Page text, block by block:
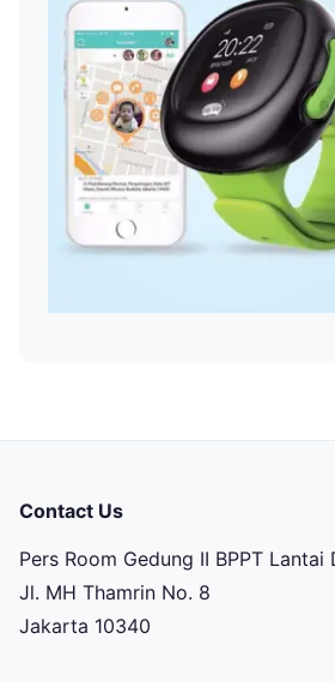
Contact Us
Pers Room Gedung II BPPT Lantai
Jl. MH Thamrin No. 8
Jakarta 10340